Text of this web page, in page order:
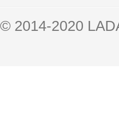
© 2014-2020